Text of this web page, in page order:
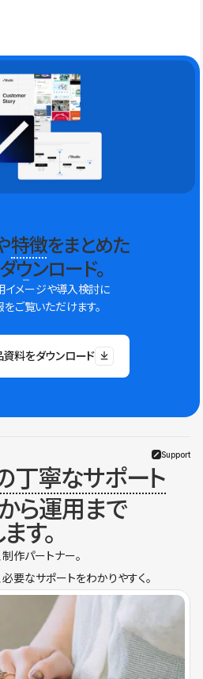
特徴をまとめた
ウンロード。
イメージや導入検討に
ご覧いただけます。
料をダウンロード
Support
丁寧なサポート
ら運用まで
す。
制作パートナー。
要なサポートをわかりやすく。